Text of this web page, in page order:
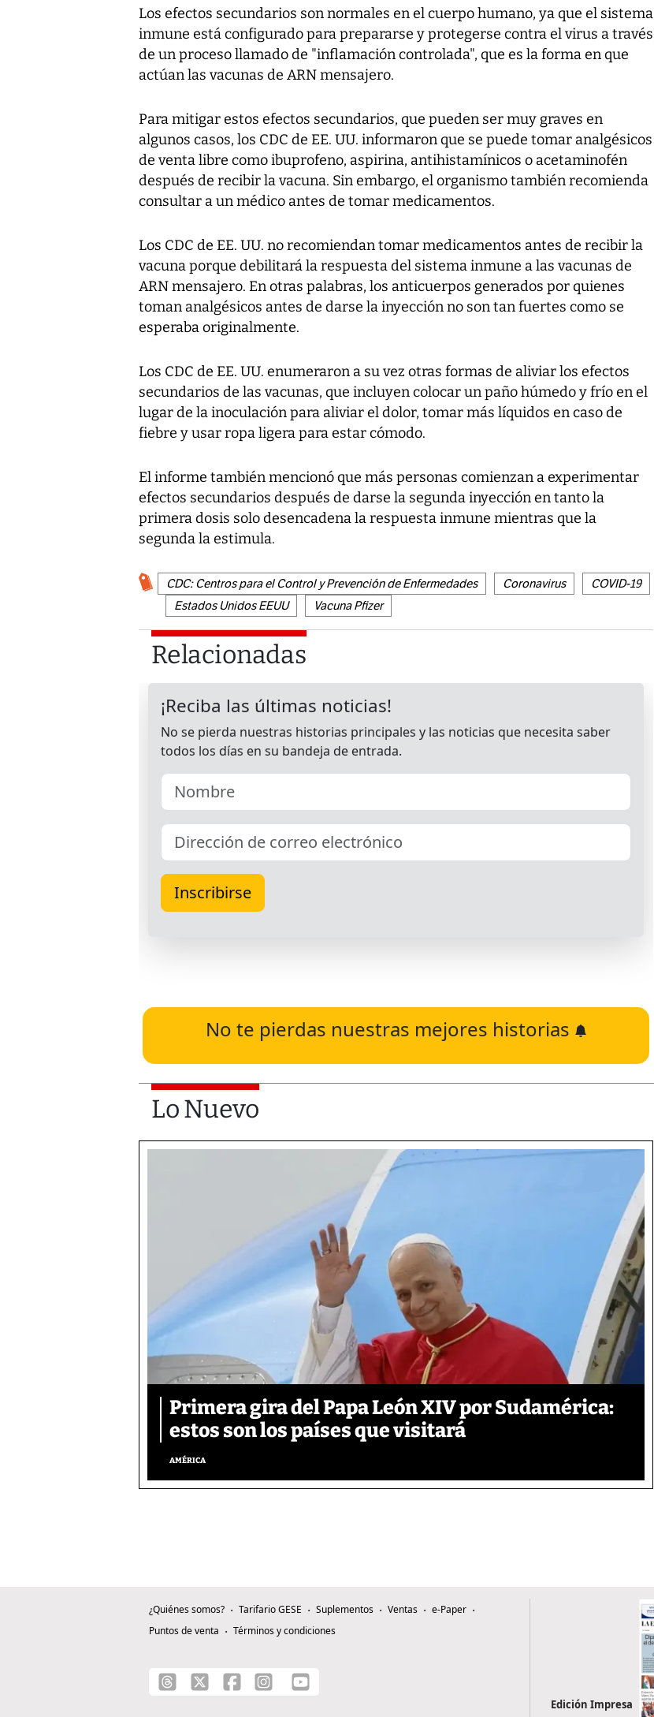
Los efectos secundarios son normales en el cuerpo humano, ya que el sistema
inmune está configurado para prepararse y protegerse contra el virus a través
de un proceso llamado de "inflamación controlada", que es la forma en que
actúan las vacunas de ARN mensajero.
Para mitigar estos efectos secundarios, que pueden ser muy graves en
algunos casos, los CDC de EE. UU. informaron que se puede tomar analgésicos
de venta libre como ibuprofeno, aspirina, antihistamínicos o acetaminofén
después de recibir la vacuna. Sin embargo, el organismo también recomienda
consultar a un médico antes de tomar medicamentos.
Los CDC de EE. UU. no recomiendan tomar medicamentos antes de recibir la
vacuna porque debilitará la respuesta del sistema inmune a las vacunas de
ARN mensajero. En otras palabras, los anticuerpos generados por quienes
toman analgésicos antes de darse la inyección no son tan fuertes como se
esperaba originalmente.
Los CDC de EE. UU. enumeraron a su vez otras formas de aliviar los efectos
secundarios de las vacunas, que incluyen colocar un paño húmedo y frío en el
lugar de la inoculación para aliviar el dolor, tomar más líquidos en caso de
fiebre y usar ropa ligera para estar cómodo.
El informe también mencionó que más personas comienzan a experimentar
efectos secundarios después de darse la segunda inyección en tanto la
primera dosis solo desencadena la respuesta inmune mientras que la
segunda la estimula.
CDC: Centros para el Control y Prevención de Enfermedades Coronavirus
COVID-19
Estados Unidos EEUU
Vacuna Pfizer
Relacionadas
No te pierdas nuestras mejores historias
Lo Nuevo
Primera gira del Papa León XIV por Sudamérica:
estos son los países que visitará
AMÉRICA
¿Quiénes somos? Tarifario GESE Suplementos Ventas
e-Paper
Puntos de venta
Términos y condiciones
Edición Impresa